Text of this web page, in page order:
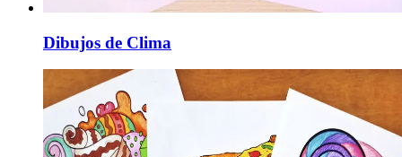
Dibujos de Clima